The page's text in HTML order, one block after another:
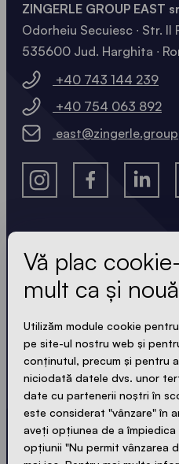
Aflați
Întotdeauna la zi. Fără
La fel ca și corturile
ACCEPTAREA
ZINGERLE GROUP EAST
Odorheiu Secuiesc ∙ Str. II
535600 Jud. Harghita ∙
+40 743 144 239
+40 754 063 892
east@zingerle.group
Vă plac
mult ca și
Utilizăm module cookie
pe site-ul nostru web și
conținutul, precum și pentru
niciodată datele dvs. unor
date cu partenerii noștri în
este considerat "vânzare" în
aveți opțiunea de a
opțiunii "Nu permit vânzarea